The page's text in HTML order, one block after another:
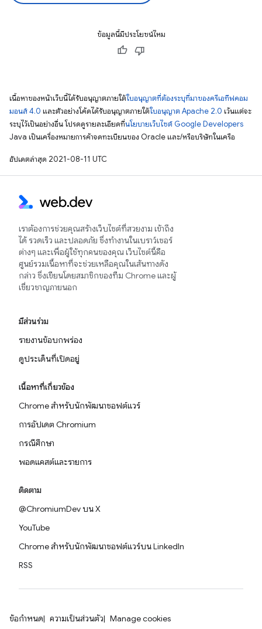
ข้อมูลนี้มีประโยชน์ไหม
เนื้อหาของหน้าเว็บนี้ได้รับอนุญาตภายใต้ใบอนุญาตที่ต้องระบุที่มาของครีเอทีฟคอม
มอนส์ 4.0 และตัวอย่างโค้ดได้รับอนุญาตภายใต้ใบอนุญาต Apache 2.0 เว้นแต่จะ
ระบุไว้เป็นอย่างอื่น โปรดดูรายละเอียดที่นโยบายเว็บไซต์ Google Developers
Java เป็นเครื่องหมายการค้าจดทะเบียนของ Oracle และ/หรือบริษัทในเครือ
อัปเดตล่าสุด 2021-08-11 UTC
เราต้องการช่วยคุณสร้างเว็บไซต์ที่สวยงาม เข้าถึง
ได้ รวดเร็ว และปลอดภัย ซึ่งทำงานในเบราว์เซอร์
ต่างๆ และเพื่อผู้ใช้ทุกคนของคุณ เว็บไซต์นี้คือ
ศูนย์รวมเนื้อหาที่จะช่วยเหลือคุณในเส้นทางดัง
กล่าว ซึ่งเขียนโดยสมาชิกของทีม Chrome และผู้
เชี่ยวชาญภายนอก
มีส่วนร่วม
รายงานข้อบกพร่อง
ดูประเด็นที่เปิดอยู่
เนื้อหาที่เกี่ยวข้อง
Chrome สำหรับนักพัฒนาซอฟต์แวร์
การอัปเดต Chromium
กรณีศึกษา
พอดแคสต์และรายการ
ติดตาม
@ChromiumDev บน X
YouTube
Chrome สำหรับนักพัฒนาซอฟต์แวร์บน LinkedIn
RSS
ข้อกำหนด ความเป็นส่วนตัว Manage cookies